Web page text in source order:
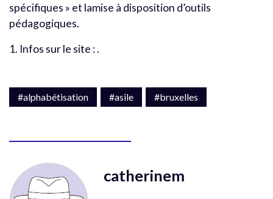
spécifiques » et lamise à disposition d’outils
pédagogiques.
1. Infos sur le site : .
#alphabétisation #asile #bruxelles
catherinem